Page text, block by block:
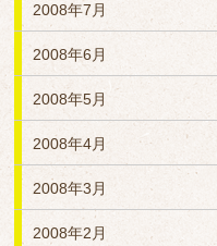
2008年7月
2008年6月
2008年5月
2008年4月
2008年3月
2008年2月